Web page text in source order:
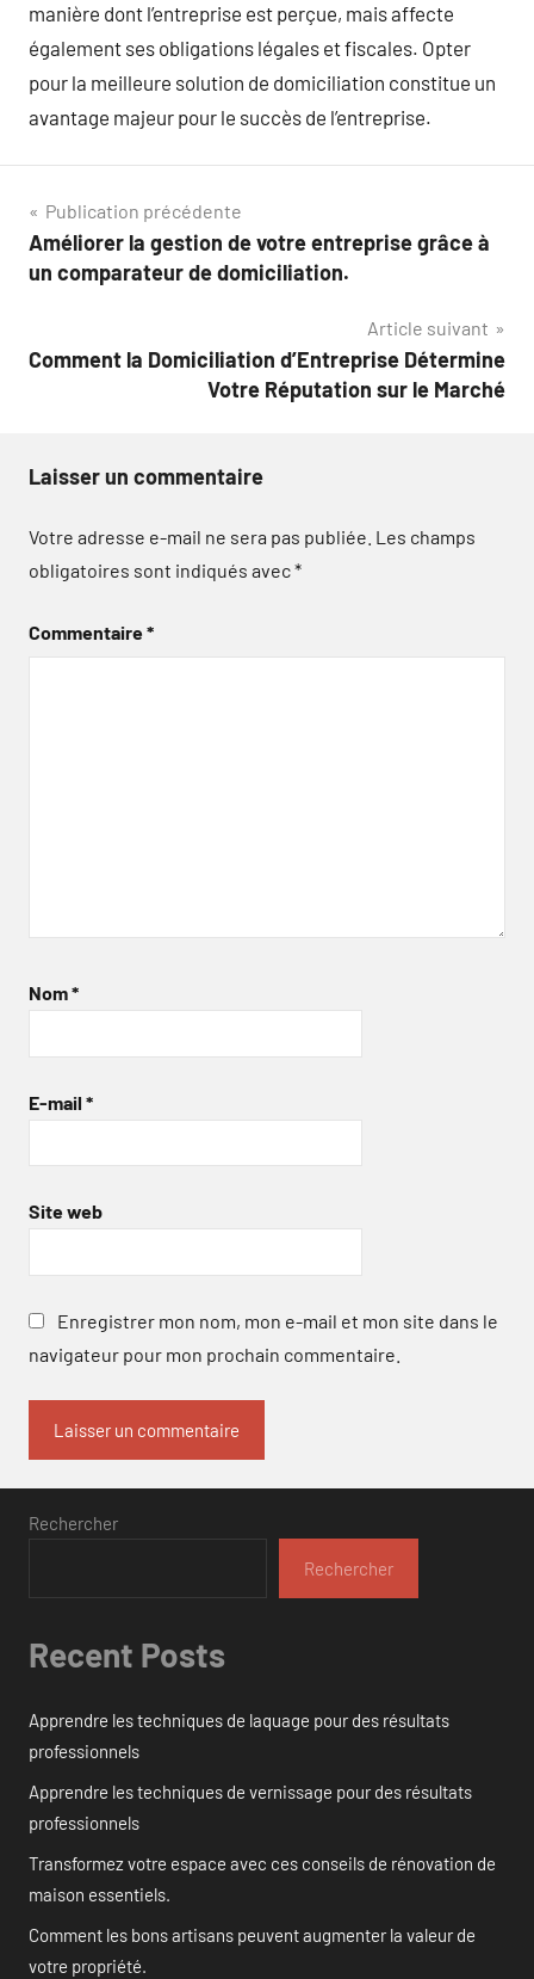
manière dont l’entreprise est perçue, mais affecte
également ses obligations légales et fiscales. Opter
pour la meilleure solution de domiciliation constitue un
avantage majeur pour le succès de l’entreprise.
Navigation
de
Publication précédente
Améliorer la gestion de votre entreprise grâce à
un comparateur de domiciliation.
Article suivant
Comment la Domiciliation d’Entreprise Détermine
Votre Réputation sur le Marché
Laisser un commentaire
Votre adresse e-mail ne sera pas publiée. Les champs
obligatoires sont indiqués avec*
Commentaire*
Nom*
E-mail *
Site web
Enregistrer mon nom, mon e-mail et mon site dans le
navigateur pour mon prochain commentaire.
Rechercher
Rechercher
Recent Posts
Apprendre les techniques de laquage pour des résultats
professionnels
Apprendre les techniques de vernissage pour des résultats
professionnels
Transformez votre espace avec ces conseils de rénovation de
maison essentiels.
Comment les bons artisans peuvent augmenter la valeur de
votre propriété.